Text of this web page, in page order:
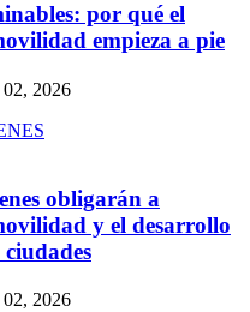
por qué el
empieza a pie
02, 2026
obligarán a
y el desarrollo
02, 2026